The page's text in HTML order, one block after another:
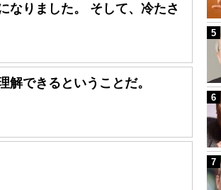
なりました。 そして、冷たさ
できるということだ。